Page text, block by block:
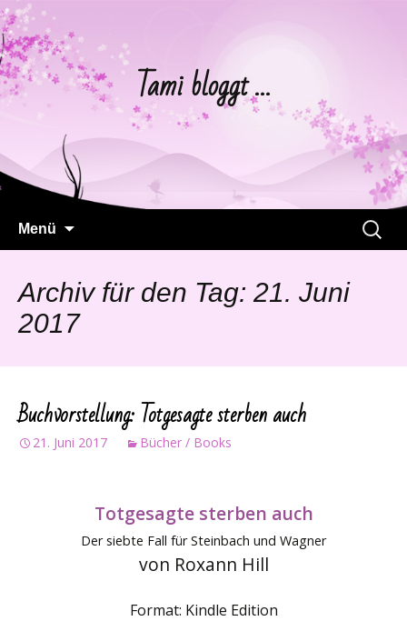
Tami bloggt …
Menü
Suchen
nach:
Archiv für den Tag: 21. Juni
2017
Buchvorstellung: Totgesagte sterben auch
21. Juni 2017 Bücher / Books
Totgesagte sterben auch
Der siebte Fall für Steinbach und Wagner
von Roxann Hill
Format: Kindle Edition